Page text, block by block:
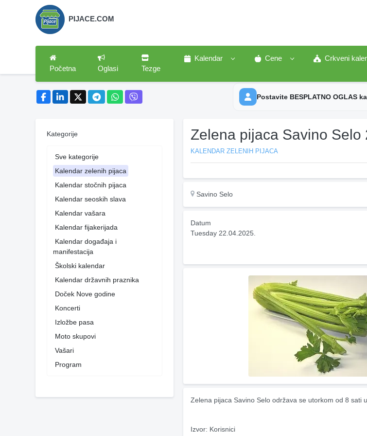
PIJACE.COM
Početna Oglasi Tezge
Kalendar Cene Crkveni
Postavite BESPLATNO OGLAS
Kategorije
Sve kategorije
Kalendar zelenih pijaca
Kalendar stočnih pijaca
Kalendar seoskih slava
Kalendar vašara
Kalendar fijakerijada
Kalendar događaja i
manifestacija
Školski kalendar
Kalendar državnih praznika
Doček Nove godine
Koncerti
Izložbe pasa
Moto skupovi
Vašari
Program
Zelena pijaca Savino Selo
KALENDAR ZELENIH PIJACA
Savino Selo
Datum
Tuesday 22.04.2025.
Zelena pijaca Savino Selo održava se utorkom od 8 sati
Izvor: Korisnici